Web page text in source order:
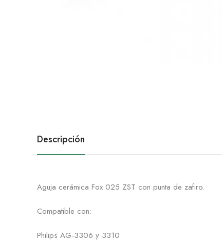
Descripción
Aguja cerámica Fox 025 ZST con punta de zafiro.
Compatible con:
Philips AG-3306 y 3310